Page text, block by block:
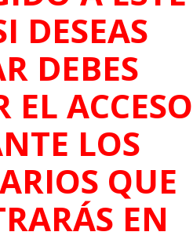
DESEAS
DEBES
EL ACCESO
LOS
QUE
EN